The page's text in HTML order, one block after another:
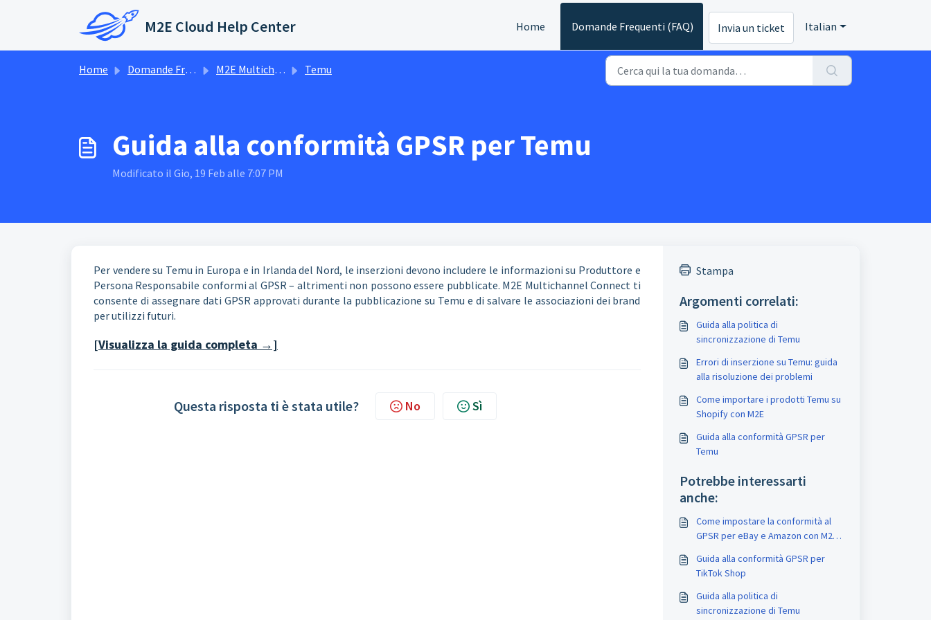
Salta al contenuto principale
M2E Cloud Help Center Home Domande Frequenti (FAQ) Invia un ticket Italian
Home Domande Frequenti (FAQ) M2E Multichannel Connect Temu
Guida alla conformità GPSR per Temu
Modificato il Gio, 19 Feb alle 7:07 PM
Per vendere su Temu in Europa e in Irlanda del Nord, le inserzioni devono includere le informazioni su Produttore e
Persona Responsabile conformi al GPSR – altrimenti non possono essere pubblicate. M2E Multichannel Connect ti
consente di assegnare dati GPSR approvati durante la pubblicazione su Temu e di salvare le associazioni dei brand
per utilizzi futuri.
[Visualizza la guida completa →]
Questa risposta ti è stata utile? No Sì
Stampa
Argomenti correlati:
Guida alla politica di
sincronizzazione di Temu
Errori di inserzione su Temu: guida
alla risoluzione dei problemi
Come importare i prodotti Temu su
Shopify con M2E
Guida alla conformità GPSR per
Temu
Potrebbe interessarti
anche:
Come impostare la conformità al
GPSR per eBay e Amazon con M2E
Guida alla conformità GPSR per
TikTok Shop
Guida alla politica di
sincronizzazione di Temu